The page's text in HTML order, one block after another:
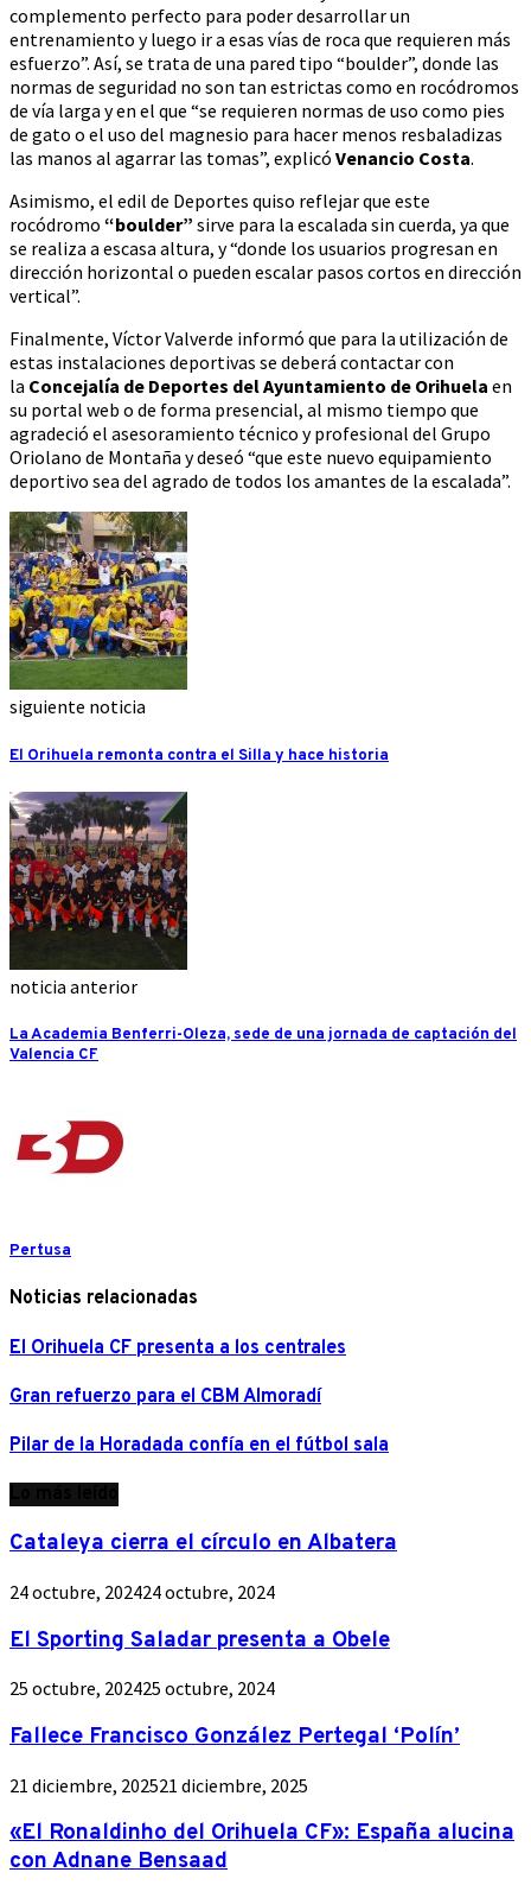
complemento perfecto para poder desarrollar un
entrenamiento y luego ir a esas vías de roca que requieren más
esfuerzo”. Así, se trata de una pared tipo “boulder”, donde las
normas de seguridad no son tan estrictas como en rocódromos
de vía larga y en el que “se requieren normas de uso como pies
de gato o el uso del magnesio para hacer menos resbaladizas
las manos al agarrar las tomas”, explicó Venancio Costa.
Asimismo, el edil de Deportes quiso reflejar que este
rocódromo “boulder” sirve para la escalada sin cuerda, ya que
se realiza a escasa altura, y “donde los usuarios progresan en
dirección horizontal o pueden escalar pasos cortos en dirección
vertical”.
Finalmente, Víctor Valverde informó que para la utilización de
estas instalaciones deportivas se deberá contactar con
la Concejalía de Deportes del Ayuntamiento de Orihuela en
su portal web o de forma presencial, al mismo tiempo que
agradeció el asesoramiento técnico y profesional del Grupo
Oriolano de Montaña y deseó “que este nuevo equipamiento
deportivo sea del agrado de todos los amantes de la escalada”.
siguiente noticia
El Orihuela remonta contra el Silla y hace historia
noticia anterior
La Academia Benferri-Oleza, sede de una jornada de captación del
Valencia CF
Pertusa
Noticias relacionadas
El Orihuela CF presenta a los centrales
Gran refuerzo para el CBM Almoradí
Pilar de la Horadada confía en el fútbol sala
Cataleya cierra el círculo en Albatera
24 octubre, 202424 octubre, 2024
El Sporting Saladar presenta a Obele
25 octubre, 202425 octubre, 2024
Fallece Francisco González Pertegal ‘Polín’
21 diciembre, 202521 diciembre, 2025
«El Ronaldinho del Orihuela CF»: España alucina
con Adnane Bensaad